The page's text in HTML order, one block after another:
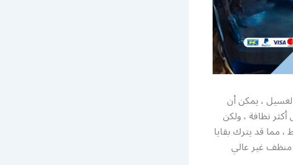
، يمكن أن
نظافة ، ولكن
مما قد يترك بقايا
منظف غير عالي